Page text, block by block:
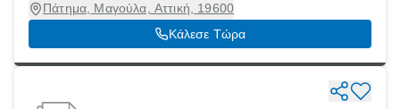
Πάτημα, Μαγούλα, Αττική, 19600
Κάλεσε Τώρα